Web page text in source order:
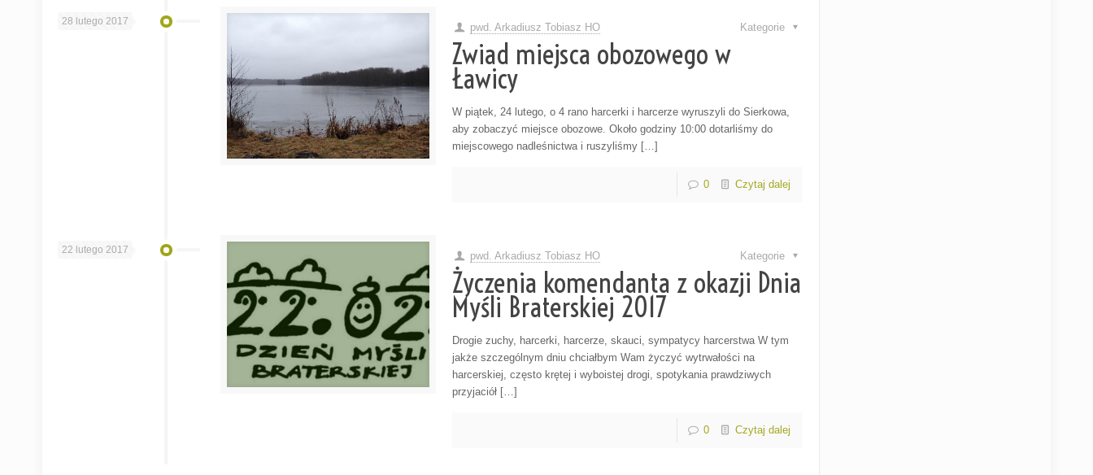
28 lutego 2017 pwd. Arkadiusz Tobiasz HO Kategorie
Zwiad miejsca obozowego w
Ławicy
W piątek, 24 lutego, o 4 rano harcerki i harcerze wyruszyli do Sierkowa,
aby zobaczyć miejsce obozowe. Około godziny 10:00 dotarliśmy do
miejscowego nadleśnictwa i ruszyliśmy […]
0 Czytaj dalej
22 lutego 2017 pwd. Arkadiusz Tobiasz HO Kategorie
Życzenia komendanta z okazji Dnia
Myśli Braterskiej 2017
Drogie zuchy, harcerki, harcerze, skauci, sympatycy harcerstwa W tym
jakże szczególnym dniu chciałbym Wam życzyć wytrwałości na
harcerskiej, często krętej i wyboistej drogi, spotykania prawdziwych
przyjaciół […]
0 Czytaj dalej